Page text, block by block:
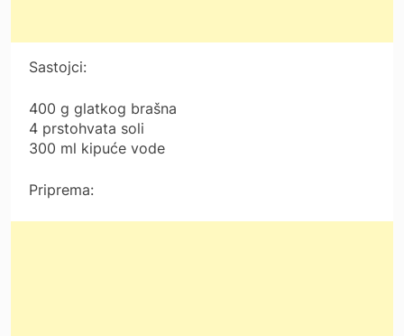
Sastojci:
400 g glatkog brašna
4 prstohvata soli
300 ml kipuće vode
Priprema: